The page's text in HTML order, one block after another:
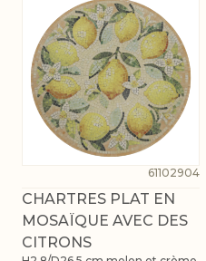
61102904
CHARTRES PLAT EN
MOSAÏQUE AVEC DES
CITRONS